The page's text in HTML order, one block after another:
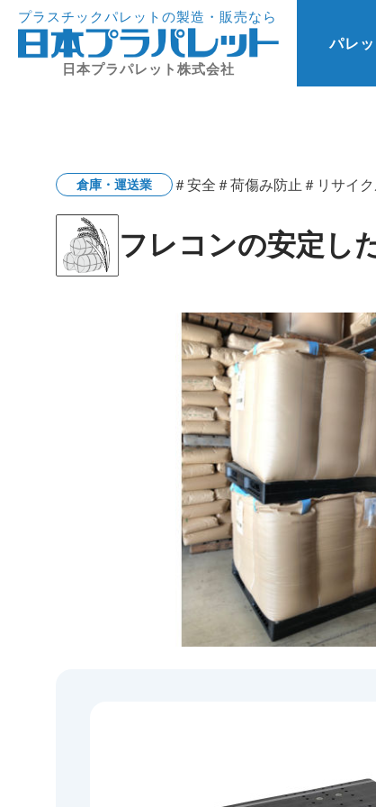
プラスチックパレットの製造・販売なら
日本プラパレット株式会社
パレ
倉庫・運送業 ＃安全 ＃荷傷み防止 ＃リサイ
フレコンの安定し